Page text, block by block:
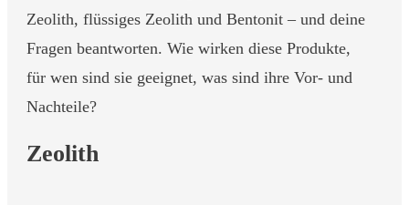
Zeolith, flüssiges Zeolith und Bentonit – und deine
Fragen beantworten. Wie wirken diese Produkte,
für wen sind sie geeignet, was sind ihre Vor- und
Nachteile?
Zeolith